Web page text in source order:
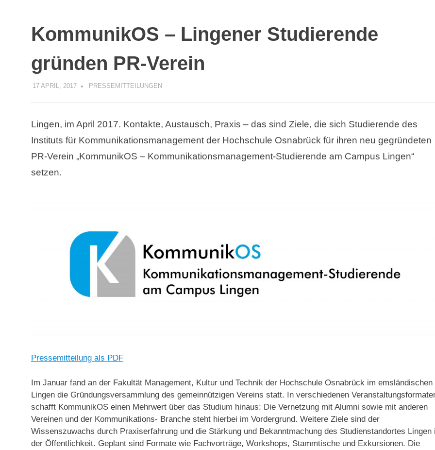
KommunikOS – Lingener Studierende
gründen PR-Verein
17 APRIL, 2017 KOMMUNIKOS
PRESSEMITTEILUNGEN
Lingen, im April 2017. Kontakte, Austausch, Praxis – das sind Ziele, die sich Studierende des
Instituts für Kommunikationsmanagement der Hochschule Osnabrück für ihren neu gegründeten
PR-Verein „KommunikOS – Kommunikationsmanagement-Studierende am Campus Lingen“
setzen.
Pressemitteilung als PDF
Im Januar fand an der Fakultät Management, Kultur und Technik der Hochschule Osnabrück im emsländischen
Lingen die Gründungsversammlung des gemeinnützigen Vereins statt. In verschiedenen
schafft KommunikOS einen Mehrwert über das Studium hinaus: Die Vernetzung mit Alumni sowie mit anderen
Vereinen und der Kommunikations- Branche steht hierbei im Vordergrund. Weitere Ziele sind der
Wissenszuwachs durch Praxiserfahrung und die Stärkung und Bekanntmachung des Studienstandortes Lingen
der Öffentlichkeit. Geplant sind Formate wie Fachvorträge, Workshops, Stammtische und Exkursionen. Die